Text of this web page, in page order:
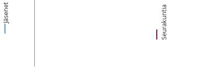
Jäsenet Seurakuntia